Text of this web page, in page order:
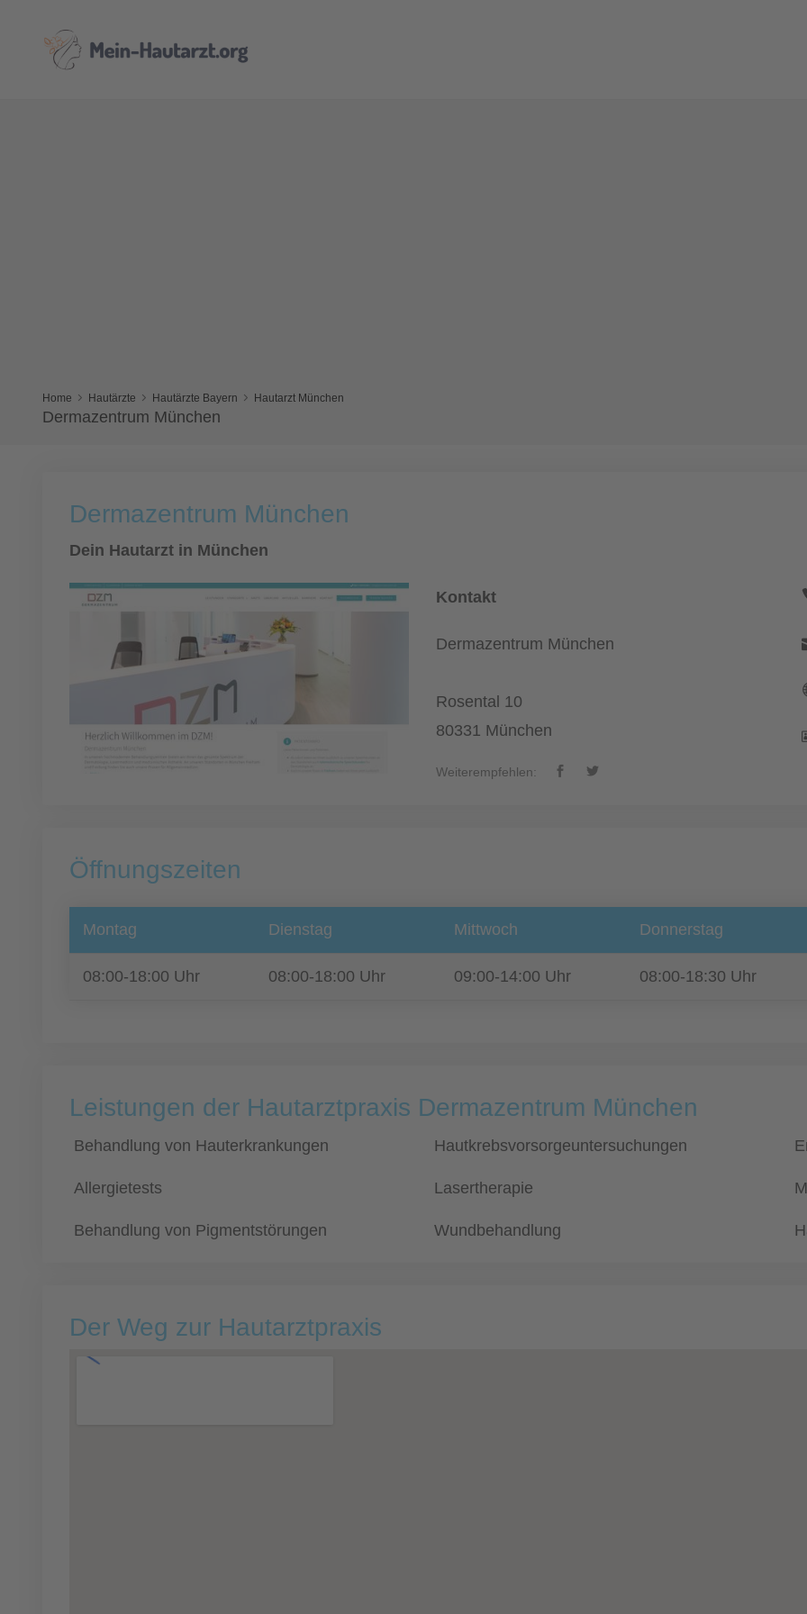
Home Hautärzte Hautärzte Bayern Hautarzt München
Dermazentrum München
Dermazentrum München
Dein Hautarzt in München
Kontakt
Dermazentrum München
Rosental 10
80331 München
Weiterempfehlen:
Öffnungszeiten
Montag Dienstag Mittwoch Donnerstag
08:00-18:00 Uhr 08:00-18:00 Uhr 09:00-14:00 Uhr 08:00-18:30 Uhr
Leistungen der Hautarztpraxis Dermazentrum München
Behandlung von Hauterkrankungen Hautkrebsvorsorgeuntersuchungen
Allergietests Lasertherapie
Behandlung von Pigmentstörungen Wundbehandlung
Der Weg zur Hautarztpraxis